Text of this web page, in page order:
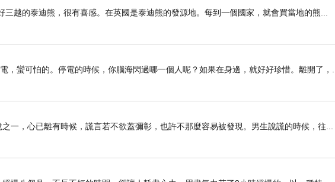
三越的泰迪熊，很有喜感。在英國是泰迪熊的發源地。每到一個國家，就會買當地的熊...
，蠻可怕的。停電的時候，你腦海閃過哪一個人呢？如果在身邊，就好好珍惜。離開了，...
一，心已離有時候，謊言若不欲蓋彌彰，也許不那麼容易被發現。男生說謊的時候，往...